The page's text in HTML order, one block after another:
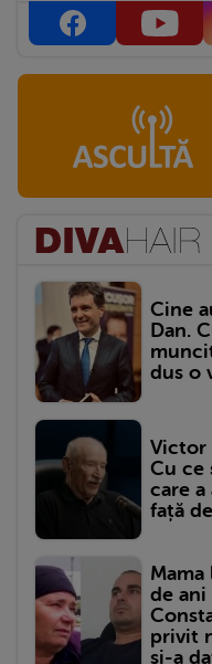
Cine
Dan.
dus o
Victor
Cu ce
care
față
de
privit
și-a